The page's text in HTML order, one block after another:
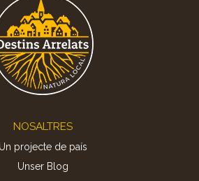
NOSALTRES
Un projecte de país
Unser Blog